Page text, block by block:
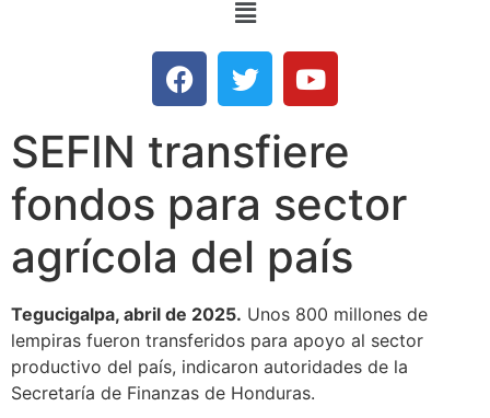
SEFIN transfiere
fondos para sector
agrícola del país
Tegucigalpa, abril de 2025. Unos 800 millones de
lempiras fueron transferidos para apoyo al sector
productivo del país, indicaron autoridades de la
Secretaría de Finanzas de Honduras.